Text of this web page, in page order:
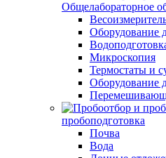
Общелабораторное
Оборудование
Микроскопия
Термостаты и
Оборудование
пробоподготовка
Почва
Вода